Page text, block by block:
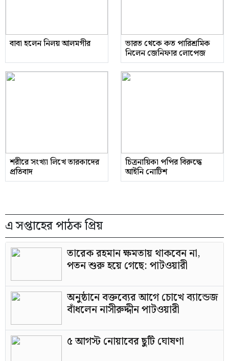
বাবা হলেন নিলয় আলমগীর ভারত থেকে কত পারিশ্রমিক
নিলেন জেনিফার লোপেজ
শরীরে সংখ্যা লিখে তারকাদের
প্রতিবাদ
চিত্রনায়িকা পপির বিরুদ্ধে
আইনি নোটিশ
এ সপ্তাহের পাঠক প্রিয়
তারেক রহমান ক্ষমতায় থাকবেন না,
পতন শুরু হয়ে গেছে: পাটওয়ারী
অনুষ্ঠানে বক্তব্যের আগে চোখে ব্যান্ডেজ
বাঁধলেন নাসীরুদ্দীন পাটওয়ারী
৫ আগস্ট নোয়াবের ছুটি ঘোষণা